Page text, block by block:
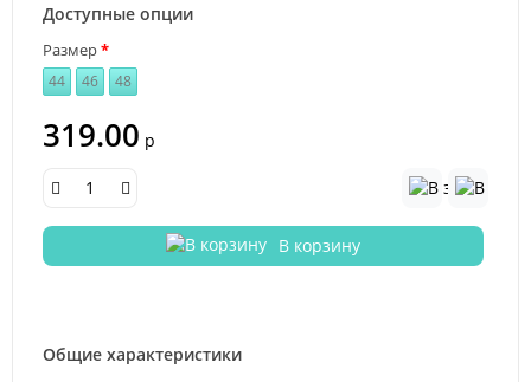
Доступные опции
Размер
44 46 48
319.00 р
В корзину
Общие характеристики